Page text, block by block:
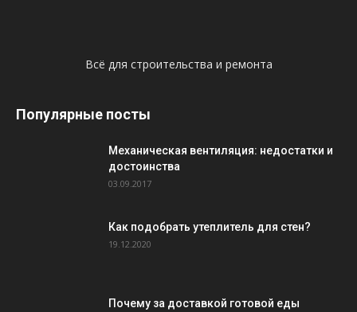
Всё для строительства и ремонта
Популярные посты
Механическая вентиляция: недостатки и
достоинства
03.09.2017
Как подобрать утеплитель для стен?
19.12.2020
Почему за доставкой готовой еды